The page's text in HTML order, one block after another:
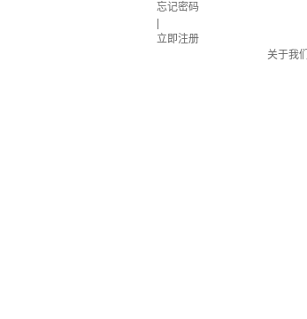
忘记密码
立即注册
关于我们